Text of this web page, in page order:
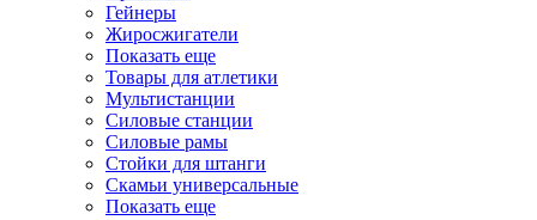
Гейнеры
Жиросжигатели
Показать еще
Товары для атлетики
Мультистанции
Силовые станции
Силовые рамы
Стойки для штанги
Скамьи универсальные
Показать еще